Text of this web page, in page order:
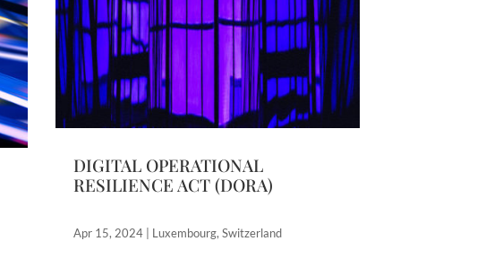
DIGITAL OPERATIONAL
RESILIENCE ACT (DORA)
Apr 15, 2024| Luxembourg, Switzerland